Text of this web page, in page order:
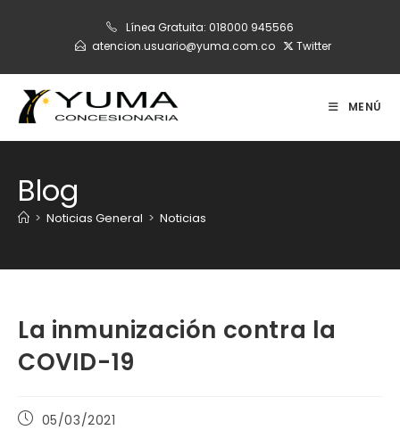
Línea Gratuita: 018000 945566
atencion.usuario@yuma.com.co
Twitter
MENÚ
Blog
> Noticias General > Noticias
La inmunización contra la
COVID-19
Publicación
05/03/2021